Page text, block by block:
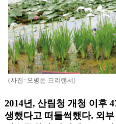
(사진=오병돈 프리랜서)
2014년, 산림청 개청 이후
생했다고 떠들썩했다. 외